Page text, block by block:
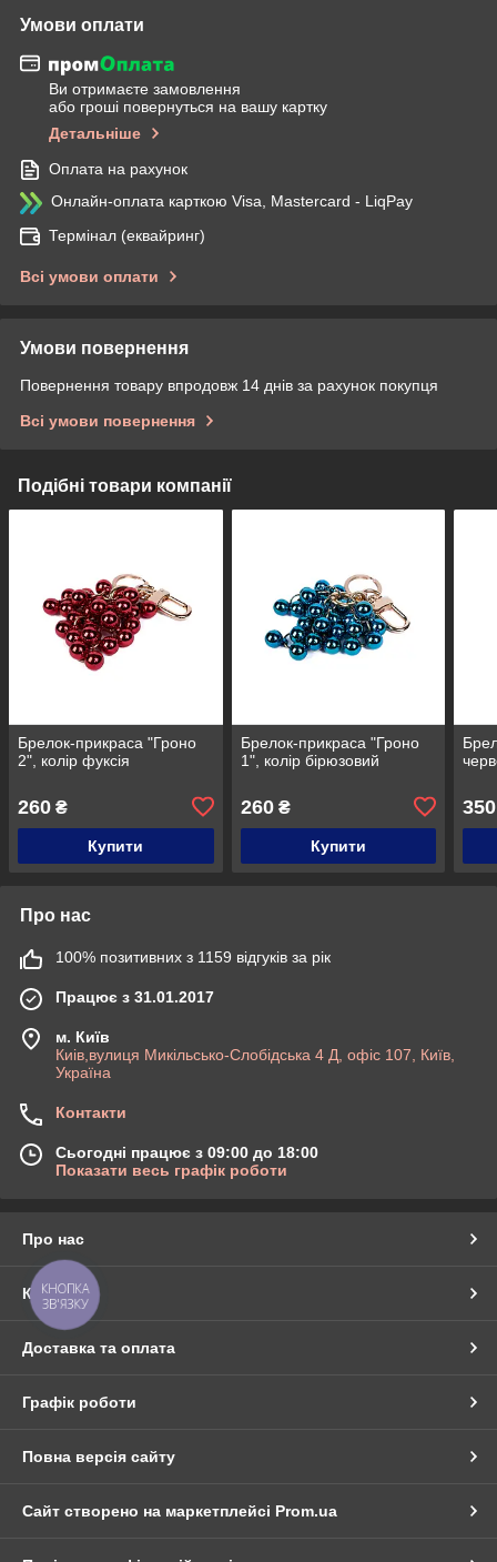
Умови оплати
Ви отримаєте замовлення
або гроші повернуться на вашу картку
Детальніше
Оплата на рахунок
Онлайн-оплата карткою Visa, Mastercard - LiqPay
Термінал (еквайринг)
Всі умови оплати
Умови повернення
Повернення товару впродовж 14 днів за рахунок покупця
Всі умови повернення
Подібні товари компанії
Брелок-прикраса "Гроно
2", колір фуксія
260 ₴
Купити
Брелок-прикраса "Гроно
1", колір бірюзовий
260₴
Купити
350
Про нас
100% позитивних з 1159 відгуків за рік
Працює з 31.01.2017
м. Київ
Киів,вулиця Микільсько-Слобідська 4 Д, офіс 107, Київ,
Україна
Контакти
Сьогодні працює з 09:00 до 18:00
Показати весь графік роботи
Про нас
Контакти
Доставка та оплата
Графік роботи
Повна версія сайту
Сайт створено на маркетплейсі Prom.ua
КНОПКА
ЗВ'ЯЗКУ